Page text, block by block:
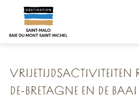
contenu
Home
Onze 8 bewaarde schatten
Dol-de-Bretagne La Cité Rayonnante
Vrijetijdsactiviteiten rond Dol-de-
Mont-Saint-Michel
DE-BRETAGNE EN DE